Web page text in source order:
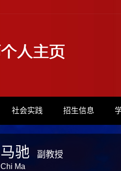
社会实践 招生信息
马驰
Chi Ma
副教授